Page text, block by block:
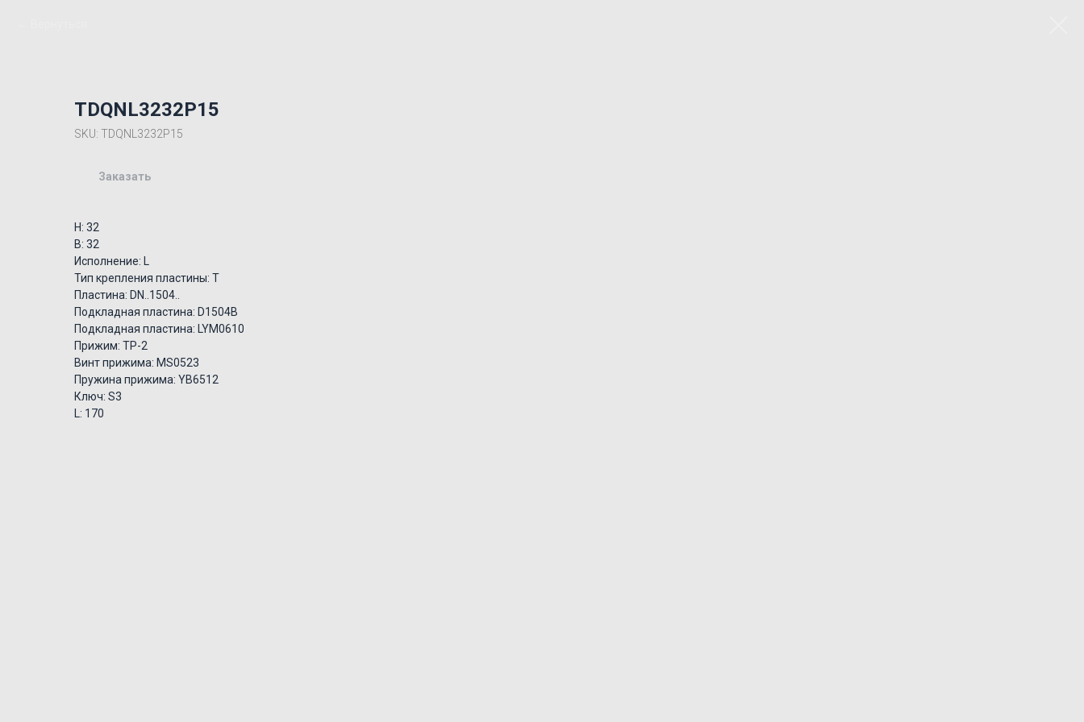
TDQNL3232P15
SKU: TDQNL3232P15
Заказать
H: 32
B: 32
Исполнение: L
Тип крепления пластины: T
Пластина: DN..1504..
Подкладная пластина: D1504B
Подкладная пластина: LYM0610
Прижим: TP-2
Винт прижима: MS0523
Пружина прижима: YB6512
Ключ: S3
L: 170